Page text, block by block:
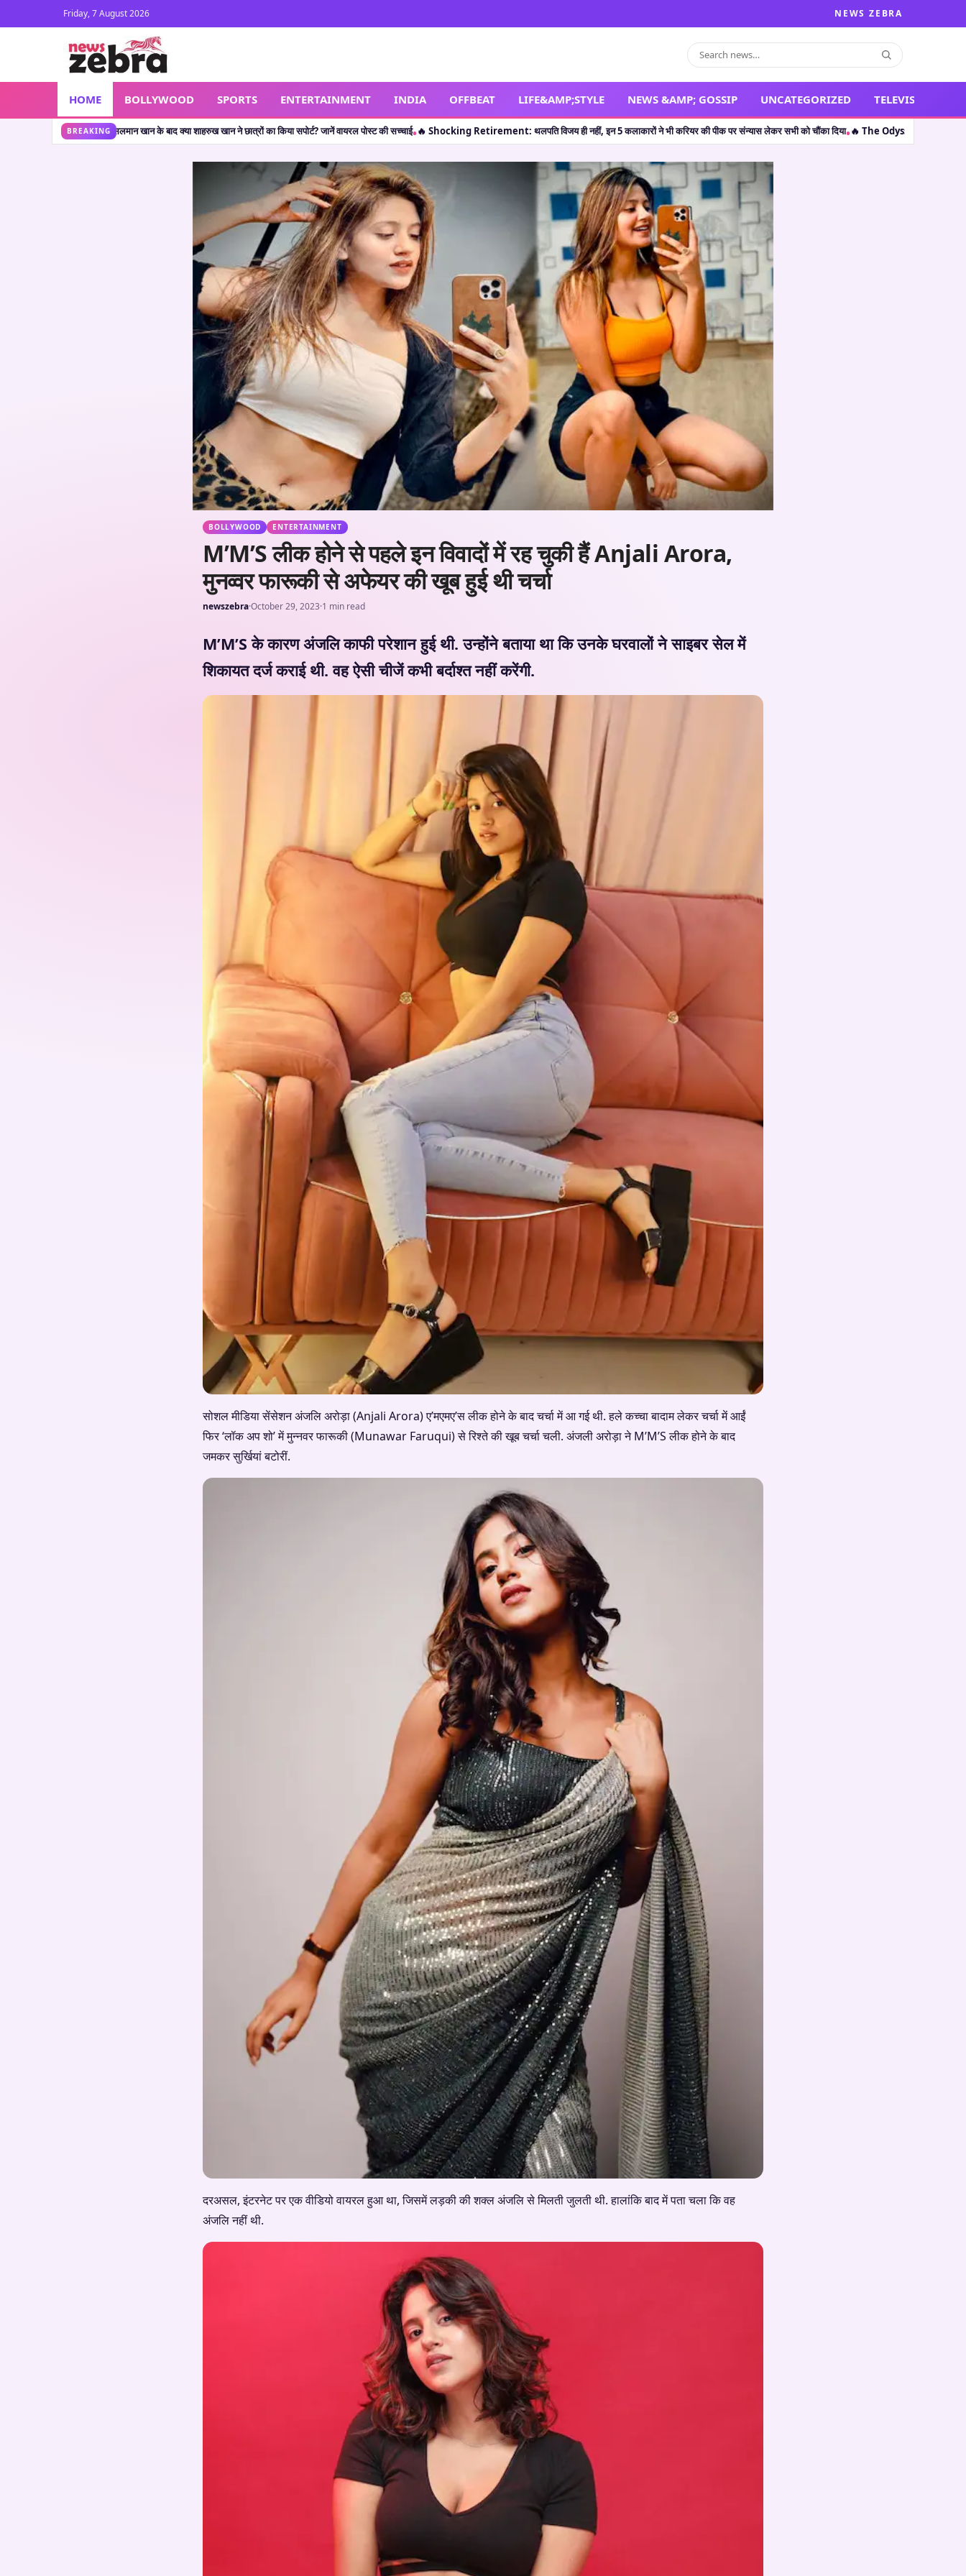
Friday, 7 August 2026 NEWS ZEBRA
HOME BOLLYWOOD SPORTS ENTERTAINMENT INDIA OFFBEAT LIFE&AMP;STYLE NEWS &AMP; GOSSIP UNCATEGORIZED TELEVISION
BREAKING
शाहरुख खान ने छात्रों का किया सपोर्ट? जानें वायरल पोस्ट की सच्चाई•🔥 Shocking Retirement: थलपति विजय ही नहीं, इन 5 कलाकारों ने भी करियर की पीक पर संन्यास लेकर सभी को चौंका दिया•🔥 The Odyssey: क्रिस्टोफर नोलन की ‘द ओडिसी’ ने भारत में जड़ा ‘शतक’, 7 दिन
BOLLYWOOD ENTERTAINMENT
M’M’S लीक होने से पहले इन विवादों में रह चुकी हैं Anjali Arora,
मुनव्वर फारूकी से अफेयर की खूब हुई थी चर्चा
newszebra·October 29, 2023·1 min read
M’M’S के कारण अंजलि काफी परेशान हुई थी. उन्होंने बताया था कि उनके घरवालों ने साइबर सेल में
शिकायत दर्ज कराई थी. वह ऐसी चीजें कभी बर्दाश्त नहीं करेंगी.
सोशल मीडिया सेंसेशन अंजलि अरोड़ा (Anjali Arora) ए’मएमए’स लीक होने के बाद चर्चा में आ गई थी. हले कच्चा बादाम लेकर चर्चा में आईं
फिर ‘लॉक अप शो’ में मुन्नवर फारूकी (Munawar Faruqui) से रिश्ते की खूब चर्चा चली. अंजली अरोड़ा ने M’M’S लीक होने के बाद
जमकर सुर्खियां बटोरीं.
दरअसल, इंटरनेट पर एक वीडियो वायरल हुआ था, जिसमें लड़की की शक्ल अंजलि से मिलती जुलती थी. हालांकि बाद में पता चला कि वह
अंजलि नहीं थी.